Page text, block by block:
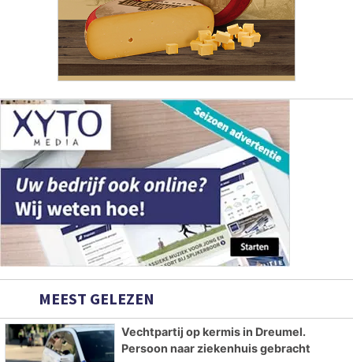
MEEST GELEZEN
Vechtpartij op kermis in Dreumel.
Persoon naar ziekenhuis gebracht